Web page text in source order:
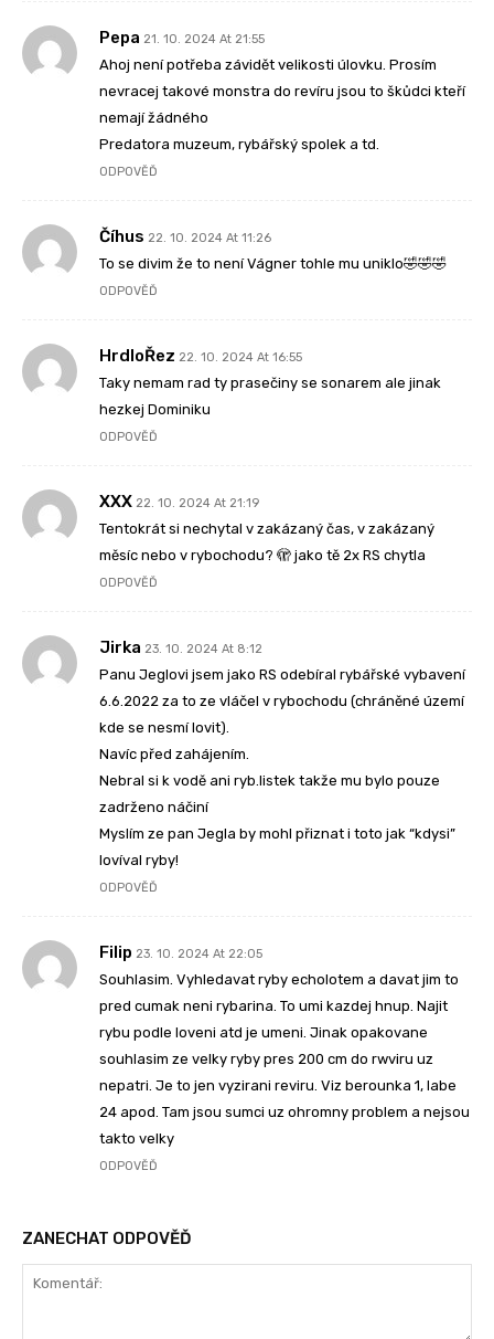
Pepa 21. 10. 2024 At 21:55
Ahoj není potřeba závidět velikosti úlovku. Prosím
nevracej takové monstra do revíru jsou to škůdci kteří
nemají žádného
Predatora muzeum, rybářský spolek a td.
ODPOVĚĎ
Číhus 22. 10. 2024 At 11:26
To se divim že to není Vágner tohle mu uniklo🤣🤣🤣
ODPOVĚĎ
HrdloŘez 22. 10. 2024 At 16:55
Taky nemam rad ty prasečiny se sonarem ale jinak
hezkej Dominiku
ODPOVĚĎ
XXX 22. 10. 2024 At 21:19
Tentokrát si nechytal v zakázaný čas, v zakázaný
měsíc nebo v rybochodu? 🫣 jako tě 2x RS chytla
ODPOVĚĎ
Jirka 23. 10. 2024 At 8:12
Panu Jeglovi jsem jako RS odebíral rybářské vybavení
6.6.2022 za to ze vláčel v rybochodu (chráněné území
kde se nesmí lovit).
Navíc před zahájením.
Nebral si k vodě ani ryb.listek takže mu bylo pouze
zadrženo náčiní
Myslím ze pan Jegla by mohl přiznat i toto jak “kdysi”
lovíval ryby!
ODPOVĚĎ
Filip 23. 10. 2024 At 22:05
Souhlasim. Vyhledavat ryby echolotem a davat jim to
pred cumak neni rybarina. To umi kazdej hnup. Najit
rybu podle loveni atd je umeni. Jinak opakovane
souhlasim ze velky ryby pres 200 cm do rwviru uz
nepatri. Je to jen vyzirani reviru. Viz berounka 1, labe
24 apod. Tam jsou sumci uz ohromny problem a nejsou
takto velky
ODPOVĚĎ
ZANECHAT ODPOVĚĎ